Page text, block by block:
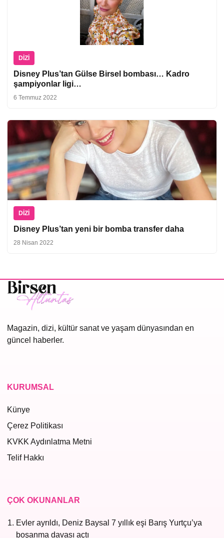
DIZI
Disney Plus’tan Gülse Birsel bombası… Kadro
şampiyonlar ligi…
6 Temmuz 2022
DIZI
Disney Plus’tan yeni bir bomba transfer daha
28 Nisan 2022
Magazin, dizi, kültür sanat ve yaşam dünyasından en
güncel haberler.
KURUMSAL
Künye
Çerez Politikası
KVKK Aydınlatma Metni
Telif Hakkı
ÇOK OKUNANLAR
Evler ayrıldı, Deniz Baysal 7 yıllık eşi Barış Yurtçu’ya
boşanma davası açtı